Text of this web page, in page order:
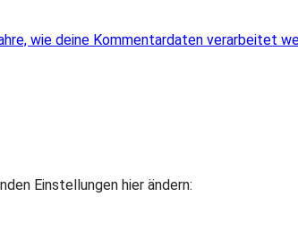
wie deine Kommentardaten verarbeitet
Einstellungen hier ändern: